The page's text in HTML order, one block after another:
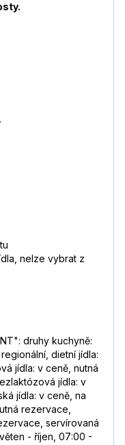
nelze vybrat z
druhy kuchyně:
dietní jídla:
jídla: v ceně, nutná
jídla: v
jídla: v ceně, na
rezervace,
servírovaná
- říjen, 07:00 -